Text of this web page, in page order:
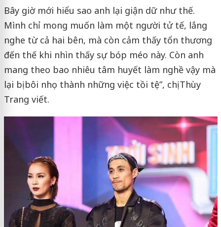
Bây giờ mới hiểu sao anh lại giận dữ như thế.
Mình chỉ mong muốn làm một người tử tế, lắng
nghe từ cả hai bên, mà còn cảm thấy tổn thương
đến thế khi nhìn thấy sự bóp méo này. Còn anh
mang theo bao nhiêu tâm huyết làm nghề vậy mà
lại bị bôi nhọ thành những việc tồi tệ”, chị Thùy
Trang viết.